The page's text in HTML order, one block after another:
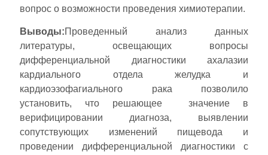
вопрос о возможности проведения химиотерапии.
Выводы:Проведенный анализ данных
литературы, освещающих вопросы
дифференциальной диагностики ахалазии
кардиального отдела желудка и
кардиоэзофагиального рака позволило
установить, что решающее значение в
верифицировании диагноза, выявлении
сопутствующих изменений пищевода и
проведении дифференциальной диагностики с